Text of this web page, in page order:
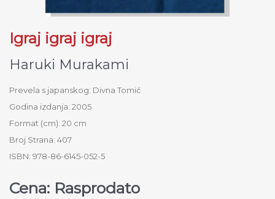
Igraj igraj igraj
Haruki Murakami
Prevela s japanskog: Divna Tomić
Godina izdanja: 2005
Format (cm): 20 cm
Broj Strana: 407
ISBN: 978-86-6145-052-5
Cena: Rasprodato